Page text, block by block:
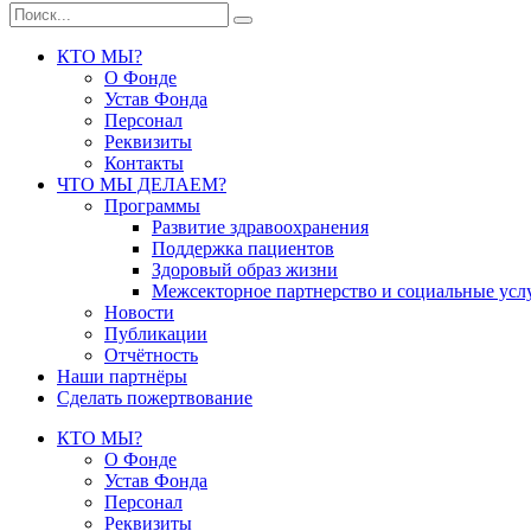
КТО МЫ?
О Фонде
Устав Фонда
Персонал
Реквизиты
Контакты
ЧТО МЫ ДЕЛАЕМ?
Программы
Развитие здравоохранения
Поддержка пациентов
Здоровый образ жизни
Межсекторное партнерство и социальные
Новости
Публикации
Отчётность
Наши партнёры
Сделать пожертвование
КТО МЫ?
О Фонде
Устав Фонда
Персонал
Реквизиты